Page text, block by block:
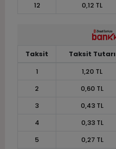
12
0,12 TL
Taksit Taksit Tutarı
1
1,20 TL
2
0,60 TL
3
0,43 TL
4
0,33 TL
5
0,27 TL